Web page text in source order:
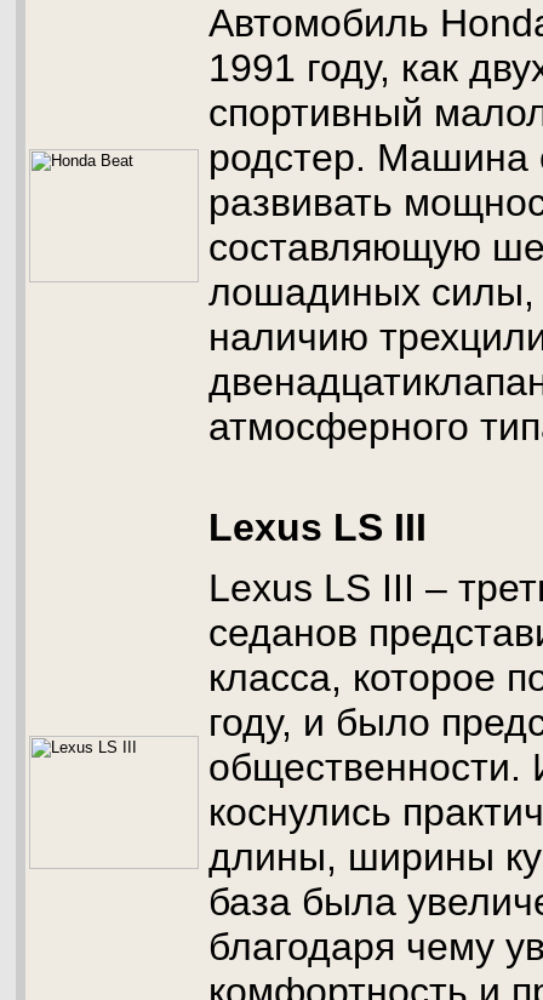
Автомобиль
1991 году, как
спортивный
родстер. Машина
развивать
составляющую
лошадиных силы,
наличию
атмосферного
Lexus LS III
Lexus LS III –
седанов
класса, которое
году, и было
общественности.
коснулись
длины, ширины
база была
благодаря чему